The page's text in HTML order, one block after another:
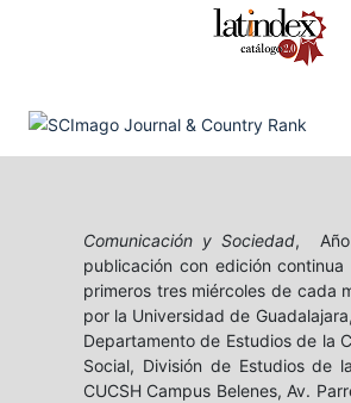
Comunicación y Sociedad, Año
publicación con edición continua
primeros tres miércoles de cada
por la Universidad de
Departamento de Estudios de la
Social, División de Estudios de
CUCSH Campus Belenes, Av.